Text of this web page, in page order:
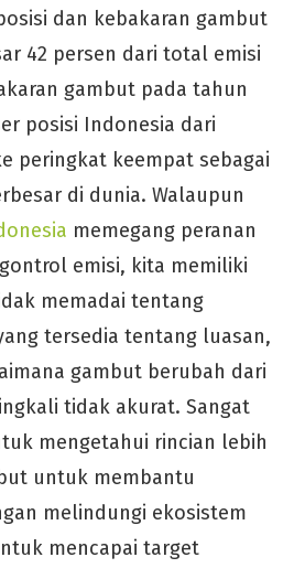
dan kebakaran gambut
42 persen dari total emisi
gambut pada tahun
posisi Indonesia dari
peringkat keempat sebagai
di dunia. Walaupun
memegang peranan
emisi, kita memiliki
memadai tentang
tersedia tentang luasan,
gambut berubah dari
tidak akurat. Sangat
mengetahui rincian lebih
untuk membantu
melindungi ekosistem
mencapai target